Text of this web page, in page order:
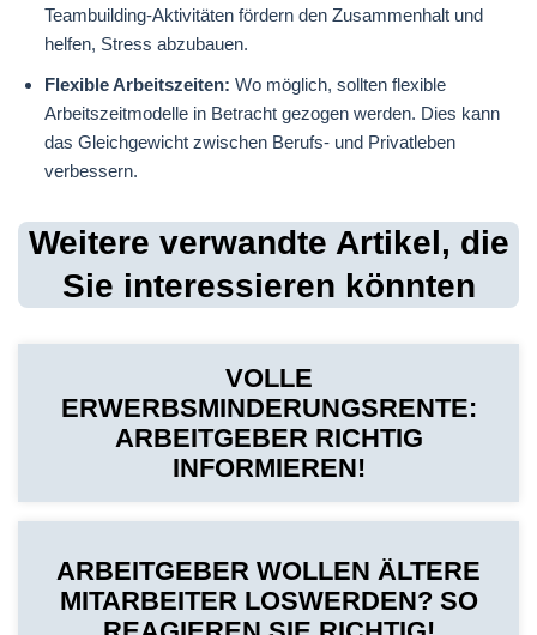
Teambuilding-Aktivitäten fördern den Zusammenhalt und
helfen, Stress abzubauen.
Flexible Arbeitszeiten: Wo möglich, sollten flexible
Arbeitszeitmodelle in Betracht gezogen werden. Dies kann
das Gleichgewicht zwischen Berufs- und Privatleben
verbessern.
Weitere verwandte Artikel, die
Sie interessieren könnten
VOLLE
ERWERBSMINDERUNGSRENTE:
ARBEITGEBER RICHTIG
INFORMIEREN!
ARBEITGEBER WOLLEN ÄLTERE
MITARBEITER LOSWERDEN? SO